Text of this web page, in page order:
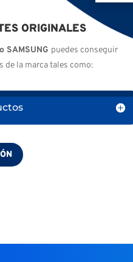
ORIGINALES
SAMSUNG puedes conseguir
la marca tales como: